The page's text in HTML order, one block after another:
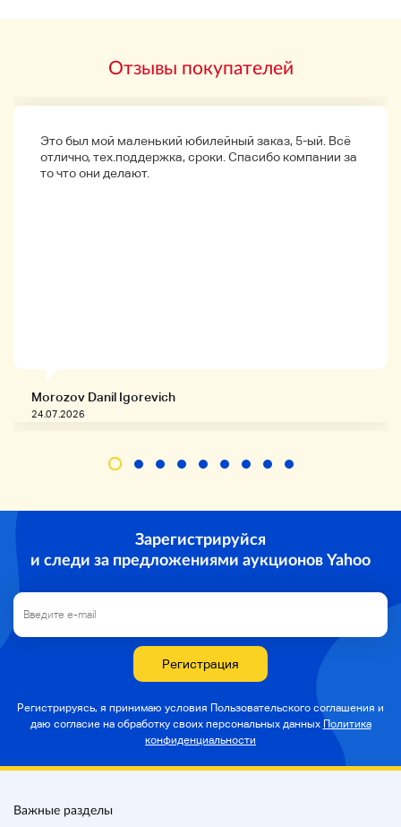
активацию голосового помощника.
составляет 3 экшн 33,6 г. Это очень легкий наушник,
дизайн идеально подходит для ваших ушей. Это более
носят гладко.
Содержимое пакета
Отзывы покупателей
Это был мой маленький юбилейный заказ, 5-ый. Всё
отлично, тех.поддержка, сроки. Спасибо компании за
то что они делают.
Morozov Danil Igorevich
24.07.2026
Зарегистрируйся
и следи за предложениями аукционов Yahoo
Регистрация
Регистрируясь, я принимаю условия Пользовательского соглашения и
даю согласие на обработку своих персональных данных Политика
конфиденциальности
Важные разделы